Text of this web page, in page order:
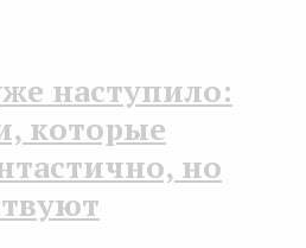
наступило:
которые
но